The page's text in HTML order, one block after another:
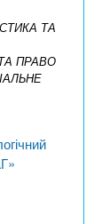
ТА
ПРАВО